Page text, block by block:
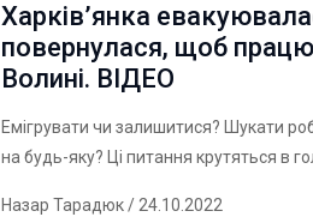
Харків’янка
повернулася, щоб
Волині. ВІДЕО
Емігрувати чи залишитися? Шукати
на будь-яку? Ці питання крутяться в
Назар Тарадюк/ 24.10.2022